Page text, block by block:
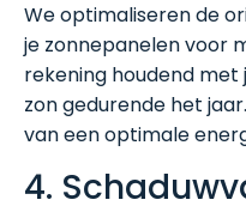
We optimaliseren de
je zonnepanelen voor
rekening houdend
zon gedurende het
van een optimale
4.